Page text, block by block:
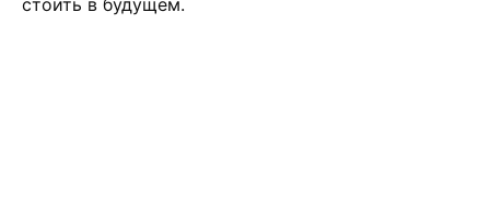
стоить в будущем.